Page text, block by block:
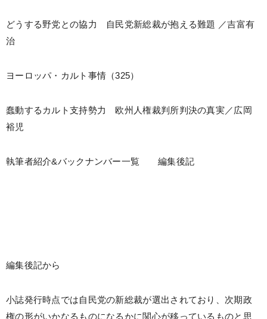
どうする野党との協力 自民党新総裁が抱える難題 ／吉富有
治
ヨーロッパ・カルト事情（325）
蠢動するカルト支持勢力 欧州人権裁判所判決の真実／広岡
裕児
執筆者紹介&バックナンバー一覧 編集後記
編集後記から
小誌発行時点では自民党の新総裁が選出されており、次期政
権の形がいかなるものになるかに関心が移っているものと思